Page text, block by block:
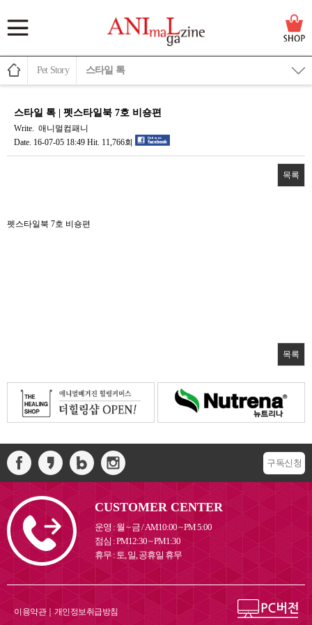
Pet Story 스타일 톡
스타일 톡 | 펫스타일북 7호 비숑편
Write. 애니멀컴패니
Date. 16-07-05 18:49 Hit. 11,766회
목록
펫스타일북 7호 비숑편
목록
구독신청
CUSTOMER CENTER
운영 : 월 ~ 금 / AM10:00 ~ PM 5:00
점심 : PM12:30 ~ PM1:30
휴무 : 토, 일, 공휴일 휴무
이용약관｜ 개인정보취급방침